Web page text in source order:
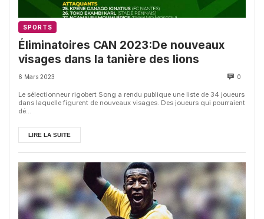
SPORTS
Éliminatoires CAN 2023:De nouveaux
visages dans la tanière des lions
6 Mars 2023 0
Le sélectionneur rigobert Song a rendu publique une liste de 34 joueurs
dans laquelle figurent de nouveaux visages. Des joueurs qui pourraient
dé...
LIRE LA SUITE